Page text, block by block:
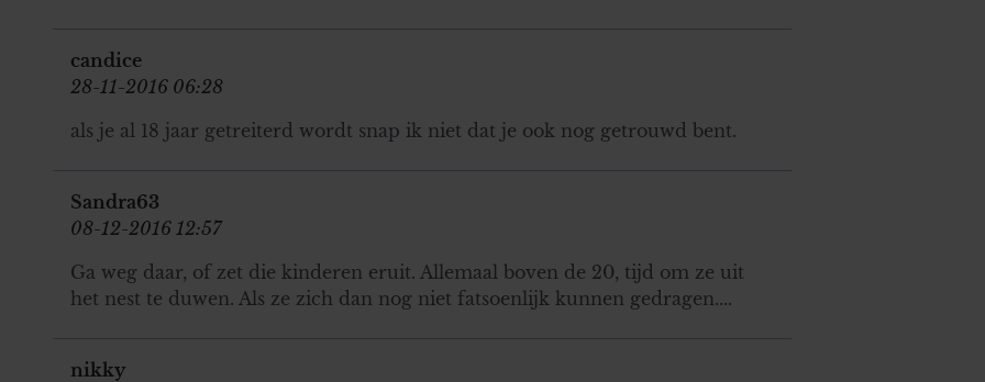
candice
28-11-2016 06:28
als je al 18 jaar getreiterd wordt snap ik niet dat je ook nog getrouwd bent.
Sandra63
08-12-2016 12:57
Ga weg daar, of zet die kinderen eruit. Allemaal boven de 20, tijd om ze uit
het nest te duwen. Als ze zich dan nog niet fatsoenlijk kunnen gedragen....
nikky